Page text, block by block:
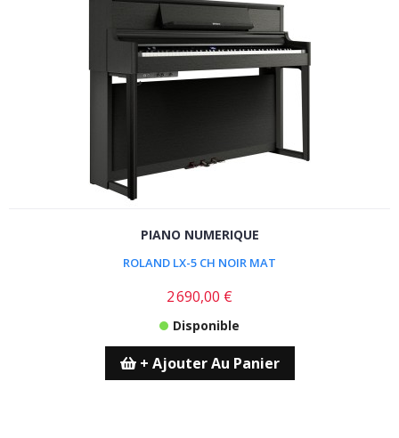
PIANO NUMERIQUE
ROLAND LX-5 CH NOIR MAT
2 690,00 €
Disponible
+ Ajouter Au Panier